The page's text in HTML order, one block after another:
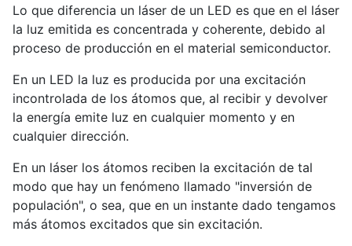
Lo que diferencia un láser de un LED es que en el láser
la luz emitida es concentrada y coherente, debido al
proceso de producción en el material semiconductor.
En un LED la luz es producida por una excitación
incontrolada de los átomos que, al recibir y devolver
la energía emite luz en cualquier momento y en
cualquier dirección.
En un láser los átomos reciben la excitación de tal
modo que hay un fenómeno llamado "inversión de
populación", o sea, que en un instante dado tengamos
más átomos excitados que sin excitación.